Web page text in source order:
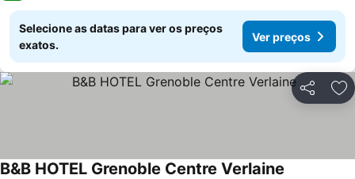
Selecione as datas para ver os preços
exatos.
Ver preços
Partilhar
B&B HOTEL Grenoble Centre Verlaine